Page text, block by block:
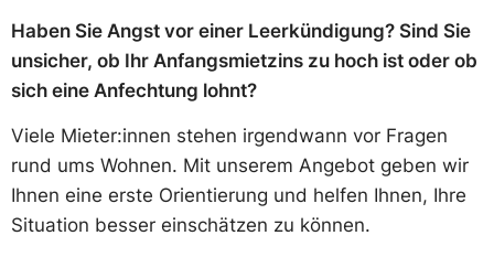
Haben Sie Angst vor einer Leerkündigung? Sind Sie
unsicher, ob Ihr Anfangsmietzins zu hoch ist oder ob
sich eine Anfechtung lohnt?
Viele Mieter:innen stehen irgendwann vor Fragen
rund ums Wohnen. Mit unserem Angebot geben wir
Ihnen eine erste Orientierung und helfen Ihnen, Ihre
Situation besser einschätzen zu können.